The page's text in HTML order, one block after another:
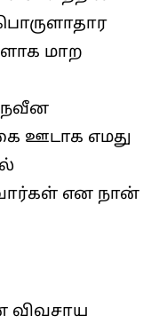
மாற
நவீன
ஊடாக எமது
என நான்
விவசாய